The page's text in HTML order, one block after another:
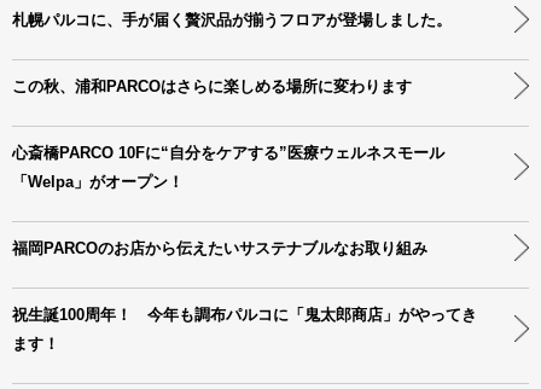
札幌パルコに、手が届く贅沢品が揃うフロアが登場しました。
この秋、浦和PARCOはさらに楽しめる場所に変わります
心斎橋PARCO 10Fに“自分をケアする”医療ウェルネスモール
「Welpa」がオープン！
福岡PARCOのお店から伝えたいサステナブルなお取り組み
祝生誕100周年！ 今年も調布パルコに「鬼太郎商店」がやってき
ます！